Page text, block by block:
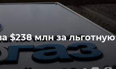
$238 млн за льготную